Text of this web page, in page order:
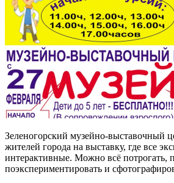
Зеленогорский музейно-выставочный
жителей города на выставку, где все
интерактивные. Можно всё потрогать,
поэкспериментировать и